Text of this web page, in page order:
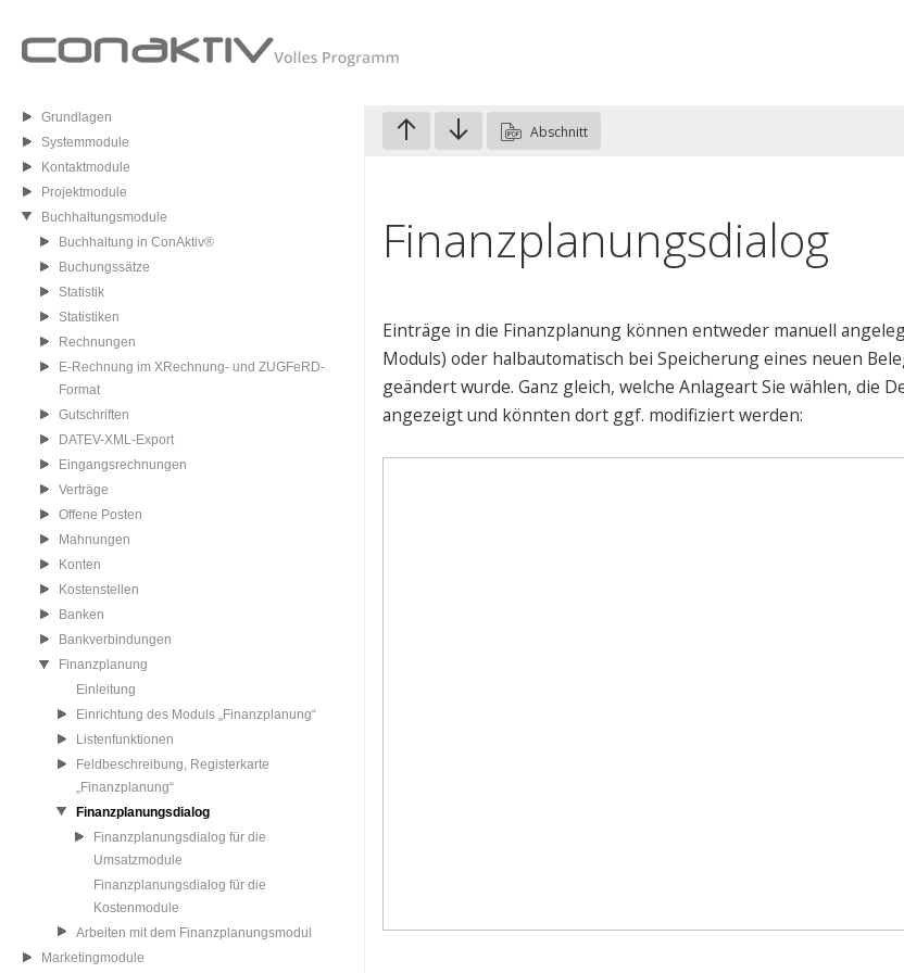
Grundlagen
Systemmodule
Kontaktmodule
Projektmodule
Buchhaltungsmodule
Buchhaltung in ConAktiv®
Buchungssätze
Statistik
Statistiken
Rechnungen
E-Rechnung im XRechnung- und ZUGFeRD-
Format
Gutschriften
DATEV-XML-Export
Eingangsrechnungen
Verträge
Offene Posten
Mahnungen
Konten
Kostenstellen
Banken
Bankverbindungen
Finanzplanung
Einleitung
Einrichtung des Moduls „Finanzplanung“
Listenfunktionen
Feldbeschreibung, Registerkarte
„Finanzplanung“
Finanzplanungsdialog
Finanzplanungsdialog für die
Umsatzmodule
Finanzplanungsdialog für die
Kostenmodule
Arbeiten mit dem Finanzplanungsmodul
Marketingmodule
Abschnitt
Finanzplanungsdialog
Einträge in die Finanzplanung können entweder manuell
Moduls) oder halbautomatisch bei Speicherung eines neuen
geändert wurde. Ganz gleich, welche Anlageart Sie wählen, die
angezeigt und könnten dort ggf. modifiziert werden: